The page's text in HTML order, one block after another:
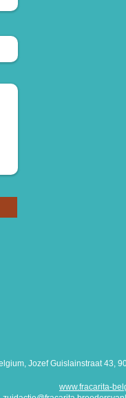
Jozef Guislainstraat 43,
www.fracarita-